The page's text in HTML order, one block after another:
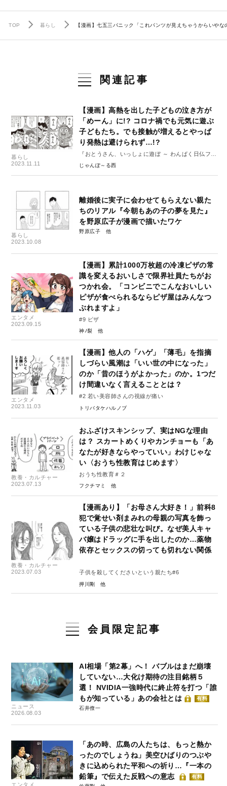
TOP 暮らし 【漫画】七五三パニック「これパンツが見えちゃうからいや
関連記事
暮らし
2023.11.11
【漫画】高熱を出した子どもの泣き方が
「めーん」に!? コロナ禍でも元気に遊ぶ
子どもたち。でも接触が増えるとやっぱ
り発熱は避けられず…!?
『おとうさん、いっしょに遊ぼ ～ わんぱく日仏ファ
ミリー! ～（２） フランス望郷編』#1
じゃんぽ～る西
暮らし
2023.10.08
離婚後に実子に会わせてもらえない親た
ちのリアル『今朝もあの子の夢を見た』
を野原広子が漫画で描いたワケ
野原広子
エンタメ
2023.09.15
【漫画】累計1000万枚超の冷凍ピザの常
識を変えるおいしさで限界社員たちがお
つかれ会。「コンビニでこんなおいしい
ピザが食べられるならピザ屋はみんなつ
ぶれますよ」
#9 ピザ
神ﾉ裂
エンタメ
2023.11.03
【漫画】他人の「ハゲ」「薄毛」を指摘
しづらい風潮は「いい世の中になった」
のか「昔のほうがよかった」のか。1つだ
け間違いなく言えることとは？
#2 若い美容師さんの視線が痛い
トリバタケハルノブ
教養・カルチャー
2023.07.13
おふざけスキンシップ、実はNGな理由
は？ スカートめくりやカンチョーも「あ
なたが好きならやっていい」わけじゃな
い〈おうち性教育はじめます〉
おうち性教育＃２
フクチマミ
教養・カルチャー
2023.07.03
【漫画あり】「お母さん大好き！」前科8
犯で覚せい剤まみれの母親の写真を飾っ
ている子供の悲壮な叫び。なぜ美人キャ
バ嬢はドラッグに手を出したのか…薬物
依存とセックスの切っても切れない関係
子供を殺してくださいという親たち#6
押川剛
会員限定記事
ニュース
2026.08.03
AI相場「第2幕」へ！ バブルはまだ崩壊
していない…大化け期待の注目銘柄５
選！ NVIDIA一強時代に終止符を打つ「誰
もが知っている」あの会社とは
有料
石井僚一
エンタメ
「あの時、広島の人たちは、もっと熱か
ったのでしょうね」美空ひばりのつぶや
きに込められた平和への祈り…『一本の
鉛筆』で伝えた反戦への意志
有料